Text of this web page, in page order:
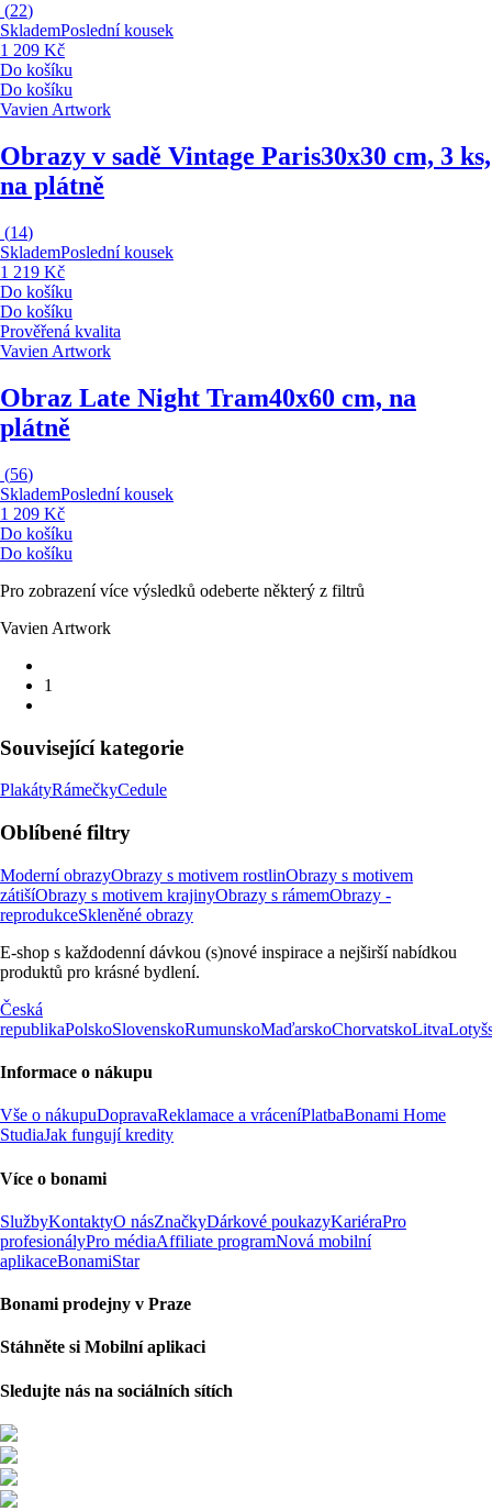
(22)
SklademPoslední kousek
1 209 Kč
Do košíku
Do košíku
Vavien Artwork
Obrazy v sadě Vintage Paris30x30 cm, 3 ks,
na plátně
(14)
SklademPoslední kousek
1 219 Kč
Do košíku
Do košíku
Prověřená kvalita
Vavien Artwork
Obraz Late Night Tram40x60 cm, na
plátně
(56)
SklademPoslední kousek
1 209 Kč
Do košíku
Do košíku
Pro zobrazení více výsledků odeberte některý z filtrů
Vavien Artwork
1
Související kategorie
PlakátyRámečkyCedule
Oblíbené filtry
Moderní obrazyObrazy s motivem rostlinObrazy s motivem
zátišíObrazy s motivem krajinyObrazy s rámemObrazy -
reprodukceSkleněné obrazy
E-shop s každodenní dávkou (s)nové inspirace a nejširší nabídkou
produktů pro krásné bydlení.
Česká
republikaPolskoSlovenskoRumunskoMaďarskoChorvatskoLitva
Informace o nákupu
Vše o nákupuDopravaReklamace a vráceníPlatbaBonami Home
StudiaJak fungují kredity
Více o bonami
SlužbyKontaktyO násZnačkyDárkové poukazyKariéraPro
profesionályPro médiaAffiliate programNová mobilní
aplikaceBonamiStar
Bonami prodejny v Praze
Stáhněte si Mobilní aplikaci
Sledujte nás na sociálních sítích